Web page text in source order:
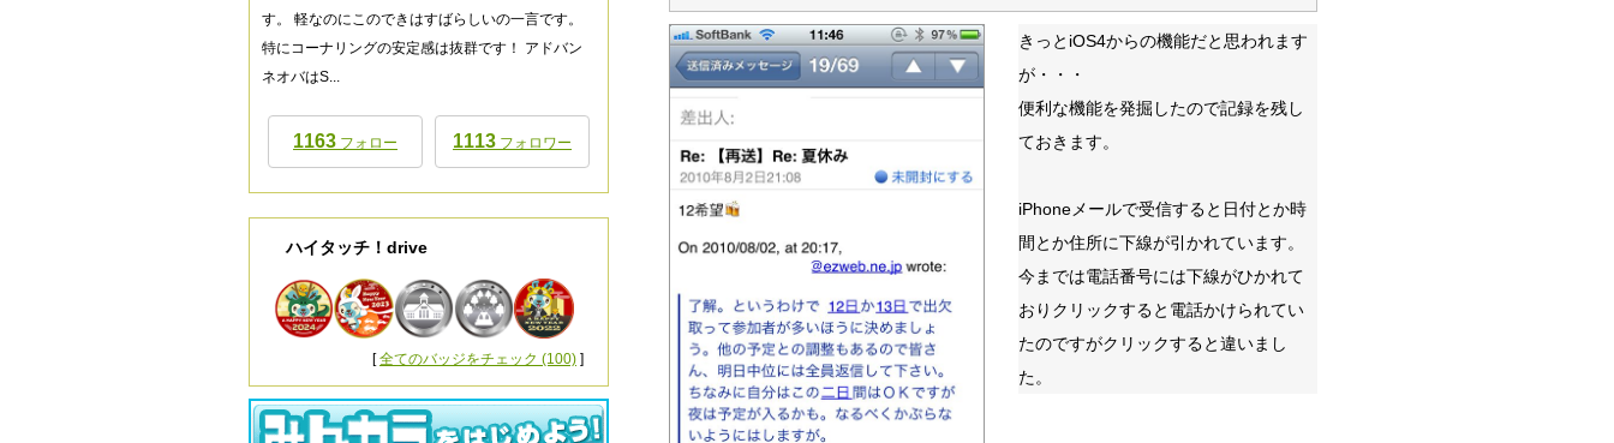
きっとiOS4からの機能だと思われます
が・・・
便利な機能を発掘したので記録を残し
ておきます。
iPhoneメールで受信すると日付とか時
間とか住所に下線が引かれています。
今までは電話番号には下線がひかれて
おりクリックすると電話かけられてい
たのですがクリックすると違いまし
た。
す。 軽なのにこのできはすばらしいの一言です。
特にコーナリングの安定感は抜群です！ アドバン
ネオバはS...
1163 フォロー 1113 フォロワー
ハイタッチ！drive
[全てのバッジをチェック (100) ]